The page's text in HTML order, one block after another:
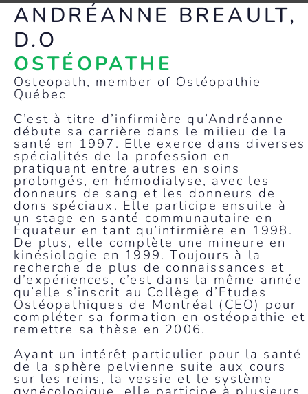
ANDRÉANNE BREAULT,
D.O
OSTÉOPATHE
Osteopath, member of Ostéopathie
Québec
C’est à titre d’infirmière qu’Andréanne
débute sa carrière dans le milieu de la
santé en 1997. Elle exerce dans diverses
spécialités de la profession en
pratiquant entre autres en soins
prolongés, en hémodialyse, avec les
donneurs de sang et les donneurs de
dons spéciaux. Elle participe ensuite à
un stage en santé communautaire en
Équateur en tant qu’infirmière en 1998.
De plus, elle complète une mineure en
kinésiologie en 1999. Toujours à la
recherche de plus de connaissances et
d’expériences, c’est dans la même année
qu’elle s’inscrit au Collège d’Etudes
Ostéopathiques de Montréal (CEO) pour
compléter sa formation en ostéopathie et
remettre sa thèse en 2006.
Ayant un intérêt particulier pour la santé
de la sphère pelvienne suite aux cours
sur les reins, la vessie et le système